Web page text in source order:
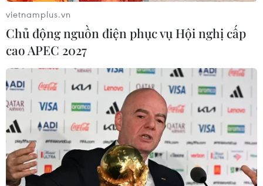
Quốc hội đề nghị đẩy nhanh triển khai ghi
vietnamplus.vn
Chủ động nguồn điện phục vụ Hội nghị cấp
cao APEC 2027